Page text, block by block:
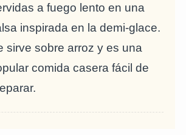
a fuego lento en una
inspirada en la demi-glace.
sirve sobre arroz y es una
comida casera fácil de